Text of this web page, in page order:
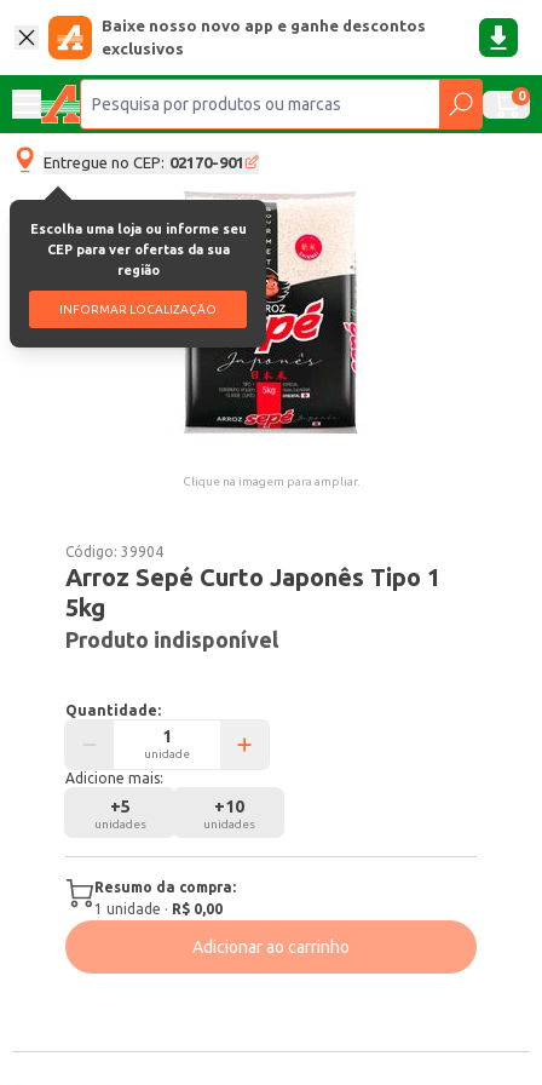
Baixe nosso novo app e ganhe descontos
exclusivos
0
Entregue no CEP: 02170-901
Escolha uma loja ou informe seu
CEP para ver ofertas da sua
região
INFORMAR LOCALIZAÇÃO
Clique na imagem para ampliar.
Código:39904
Arroz Sepé Curto Japonês Tipo 1
5kg
Produto indisponível
Quantidade:
unidade
Adicione mais:
+5
unidades
+10
unidades
Resumo da compra:
1 unidade · R$ 0,00
Adicionar ao carrinho